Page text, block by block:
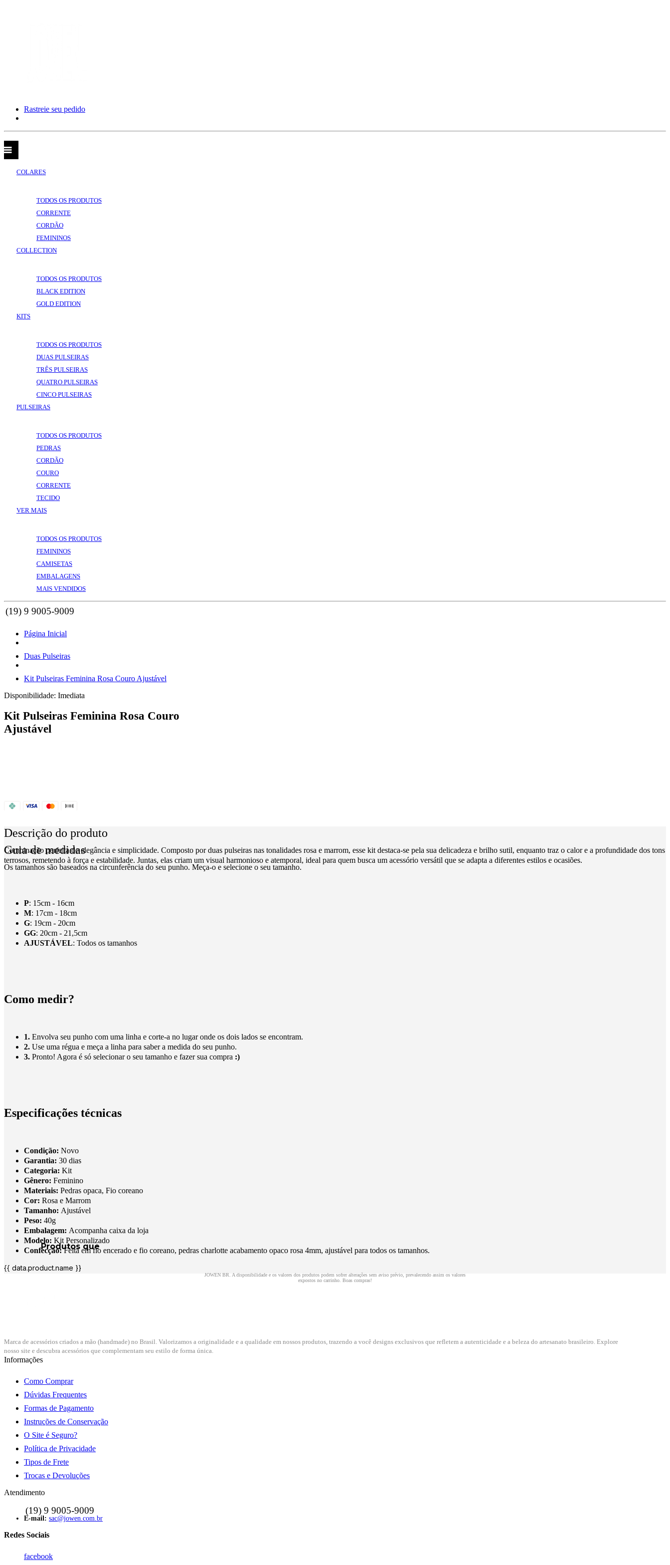
Rastreie seu pedido
COLARES
TODOS OS PRODUTOS
CORRENTE
CORDÃO
FEMININOS
COLLECTION
TODOS OS PRODUTOS
BLACK EDITION
GOLD EDITION
KITS
TODOS OS PRODUTOS
DUAS PULSEIRAS
TRÊS PULSEIRAS
QUATRO PULSEIRAS
CINCO PULSEIRAS
PULSEIRAS
TODOS OS PRODUTOS
PEDRAS
CORDÃO
COURO
CORRENTE
TECIDO
VER MAIS
TODOS OS PRODUTOS
FEMININOS
CAMISETAS
EMBALAGENS
MAIS VENDIDOS
Página Inicial
Duas Pulseiras
Kit Pulseiras Feminina Rosa Couro Ajustável
Disponibilidade: Imediata
Kit Pulseiras Feminina Rosa Couro
Ajustável
Descrição do produto
Combinação perfeita de elegância e simplicidade. Composto por duas pulseiras nas tonalidades rosa e marrom, esse kit destaca-se pela sua delicadeza e brilho sutil, enquanto traz o calor e a profundidade dos tons
terrosos, remetendo à força e estabilidade. Juntas, elas criam um visual harmonioso e atemporal, ideal para quem busca um acessório versátil que se adapta a diferentes estilos e ocasiões.
Guia de medidas
Os tamanhos são baseados na circunferência do seu punho. Meça-o e selecione o seu tamanho.
P: 15cm - 16cm
M: 17cm - 18cm
G: 19cm - 20cm
GG: 20cm - 21,5cm
AJUSTÁVEL: Todos os tamanhos
Como medir?
1. Envolva seu punho com uma linha e corte-a no lugar onde os dois lados se encontram.
2. Use uma régua e meça a linha para saber a medida do seu punho.
3. Pronto! Agora é só selecionar o seu tamanho e fazer sua compra :)
Especificações técnicas
Condição: Novo
Garantia: 30 dias
Categoria: Kit
Gênero: Feminino
Materiais: Pedras opaca, Fio coreano
Cor: Rosa e Marrom
Tamanho: Ajustável
Peso: 40g
Embalagem: Acompanha caixa da loja
Modelo: Kit Personalizado
Confecção:Feita em fio encerado e fio coreano, pedras charlotte acabamento opaco rosa 4mm, ajustável para todos os tamanhos.
{{ data.product.name }}
Marca de acessórios criados a mão (handmade) no Brasil. Valorizamos a originalidade e a qualidade em nossos produtos, trazendo a você designs exclusivos que refletem a autenticidade e a beleza do artesanato brasileiro. Explore
nosso site e descubra acessórios que complementam seu estilo de forma única.
Informações
Como Comprar
Dúvidas Frequentes
Formas de Pagamento
Instruções de Conservação
O Site é Seguro?
Política de Privacidade
Tipos de Frete
Trocas e Devoluções
Atendimento
sac@jowen.com.br
facebook